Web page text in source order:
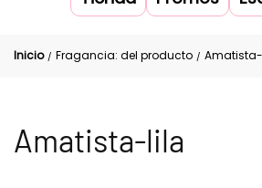
Inicio / Fragancia: del producto /
Amatista-lila